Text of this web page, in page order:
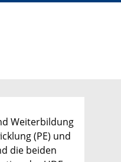
Weiterbildung
(PE) und
die beiden